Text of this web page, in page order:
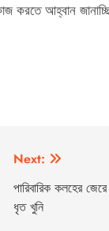
আহ্বান
Next:
পারিবারিক কলহের
ধৃত খুনি